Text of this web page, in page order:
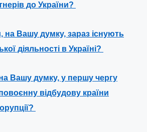
до України?
на Вашу думку, зараз існують
діяльності в Україні?
Вашу думку, у першу чергу
відбудову країни